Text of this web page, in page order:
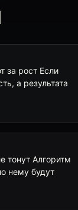
за рост Если
а результата
тонут Алгоритм
нему будут